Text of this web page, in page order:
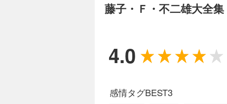
藤子・Ｆ・不二雄大全
4.0
感情タグBEST3